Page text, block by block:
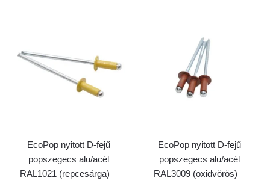
EcoPop nyitott D-fejű
popszegecs alu/acél
RAL1021 (repcesárga) –
EcoPop nyitott D-fejű
popszegecs alu/acél
RAL3009 (oxidvörös) –